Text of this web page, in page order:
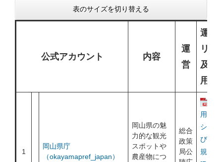
表のサイズを切り替える
公式アカウント 内容
運
営
運用
リシ
及び
用規
1
岡山県庁
（okayamapref_japan）
岡山県の魅
力的な観光
スポットや
農産物につ
総合
政策
局公
用ポリ
シー及
び利用
規約